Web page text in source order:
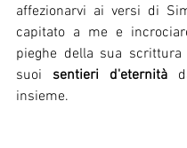
affezionarvi ai versi di
capitato a me e
pieghe della sua
suoi sentieri d'eternità
insieme.